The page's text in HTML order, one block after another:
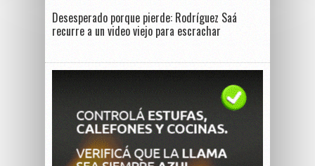
Desesperado porque pierde: Rodríguez Saá
recurre a un video viejo para escrachar